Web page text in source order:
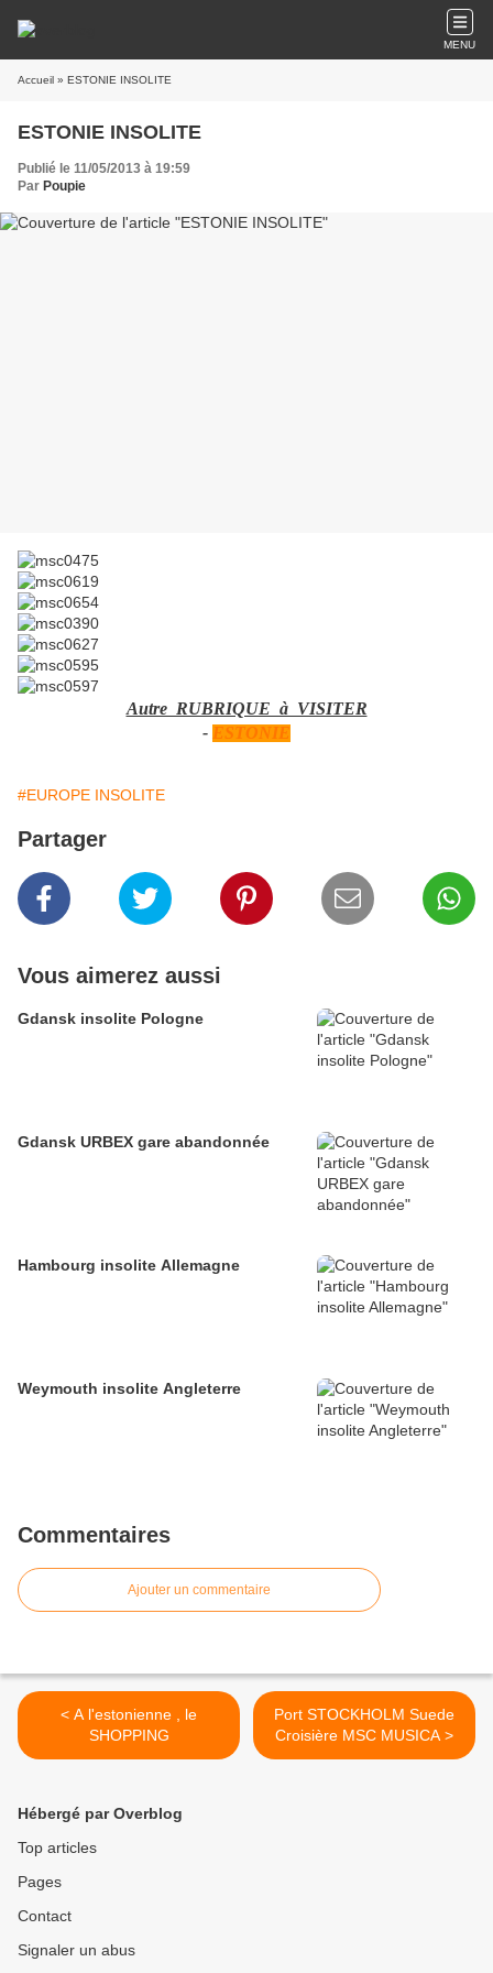
MENU
Accueil » ESTONIE INSOLITE
ESTONIE INSOLITE
Publié le 11/05/2013 à 19:59
Par Poupie
Autre RUBRIQUE à VISITER
- ESTONIE
#EUROPE INSOLITE
Partager
Vous aimerez aussi
Gdansk insolite Pologne
Gdansk URBEX gare abandonnée
Hambourg insolite Allemagne
Weymouth insolite Angleterre
Commentaires
Ajouter un commentaire
< A l'estonienne , le
SHOPPING
Port STOCKHOLM Suede
Croisière MSC MUSICA >
Hébergé par Overblog
Top articles
Pages
Contact
Signaler un abus